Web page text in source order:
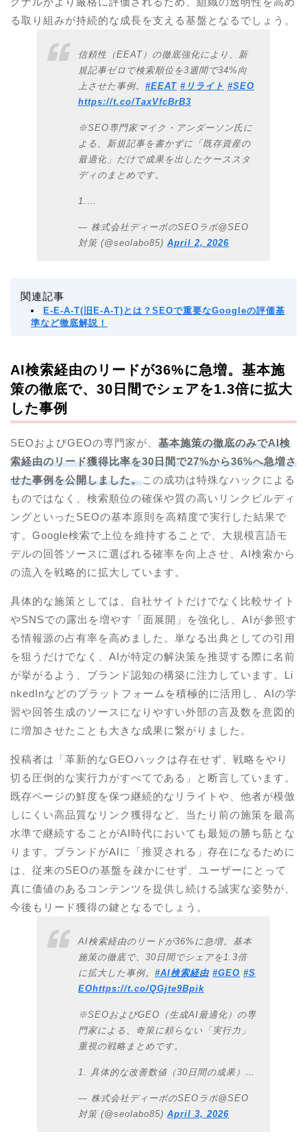
る取り組みが持続的な成長を支える基盤となるでしょう。
信頼性（EEAT）の徹底強化により、新
規記事ゼロで検索順位を3週間で34%向
上させた事例。 #EEAT #リライト #SEO
https://t.co/TaxVfcBrB3
※SEO専門家マイク・アンダーソン氏に
よる、新規記事を書かずに「既存資産の
最適化」だけで成果を出したケーススタ
ディのまとめです。
1.…
— 株式会社ディーボのSEOラボ@SEO
対策 (@seolabo85) April 2, 2026
関連記事
E-E-A-T(旧E-A-T)とは？SEOで重要なGoogleの評価基
準など徹底解説！
AI検索経由のリードが36%に急増。基本施
策の徹底で、30日間でシェアを1.3倍に拡大
した事例
SEOおよびGEOの専門家が、 基本施策の徹底のみでAI検
索経由のリード獲得比率を30日間で27%から36%へ急増さ
せた事例を公開しました。この成功は特殊なハックによる
ものではなく、検索順位の確保や質の高いリンクビルディ
ングといったSEOの基本原則を高精度で実行した結果で
す。Google検索で上位を維持することで、大規模言語モ
デルの回答ソースに選ばれる確率を向上させ、AI検索から
の流入を戦略的に拡大しています。
具体的な施策としては、自社サイトだけでなく比較サイト
やSNSでの露出を増やす「面展開」を強化し、AIが参照す
る情報源の占有率を高めました。単なる出典としての引用
を狙うだけでなく、AIが特定の解決策を推奨する際に名前
が挙がるよう、ブランド認知の構築に注力しています。Li
nkedInなどのプラットフォームを積極的に活用し、AIの学
習や回答生成のソースになりやすい外部の言及数を意図的
に増加させたことも大きな成果に繋がりました。
投稿者は「革新的なGEOハックは存在せず、戦略をやり
切る圧倒的な実行力がすべてである」と断言しています。
既存ページの鮮度を保つ継続的なリライトや、他者が模倣
しにくい高品質なリンク獲得など、当たり前の施策を最高
水準で継続することがAI時代においても最短の勝ち筋とな
ります。ブランドがAIに「推奨される」存在になるために
は、従来のSEOの基盤を疎かにせず、ユーザーにとって
真に価値のあるコンテンツを提供し続ける誠実な姿勢が、
今後もリード獲得の鍵となるでしょう。
AI検索経由のリードが36%に急増。基本
施策の徹底で、30日間でシェアを1.3倍
に拡大した事例。 #AI検索経由 #GEO #S
EOhttps://t.co/QGjte9Bpik
※SEOおよびGEO（生成AI最適化）の専
門家による、奇策に頼らない「実行力」
重視の戦略まとめです。
1. 具体的な改善数値（30日間の成果）…
— 株式会社ディーボのSEOラボ@SEO
対策 (@seolabo85) April 3, 2026